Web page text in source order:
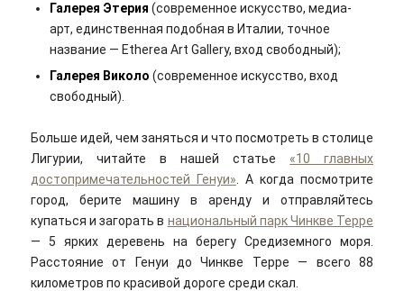
Галерея Этерия (современное искусство, медиа-
арт, единственная подобная в Италии, точное
название — Etherea Art Gallery, вход свободный);
Галерея Виколо (современное искусство, вход
свободный).
Больше идей, чем заняться и что посмотреть в столице
Лигурии, читайте в нашей статье «10 главных
достопримечательностей Генуи». А когда посмотрите
город, берите машину в аренду и отправляйтесь
купаться и загорать в национальный парк Чинкве Терре
— 5 ярких деревень на берегу Средиземного моря.
Расстояние от Генуи до Чинкве Терре — всего 88
километров по красивой дороге среди скал.